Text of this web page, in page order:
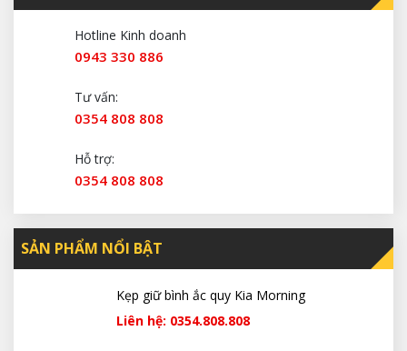
Hotline Kinh doanh
0943 330 886
Tư vấn:
0354 808 808
Hỗ trợ:
0354 808 808
SẢN PHẨM NỔI BẬT
Kẹp giữ bình ắc quy Kia Morning
Liên hệ: 0354.808.808